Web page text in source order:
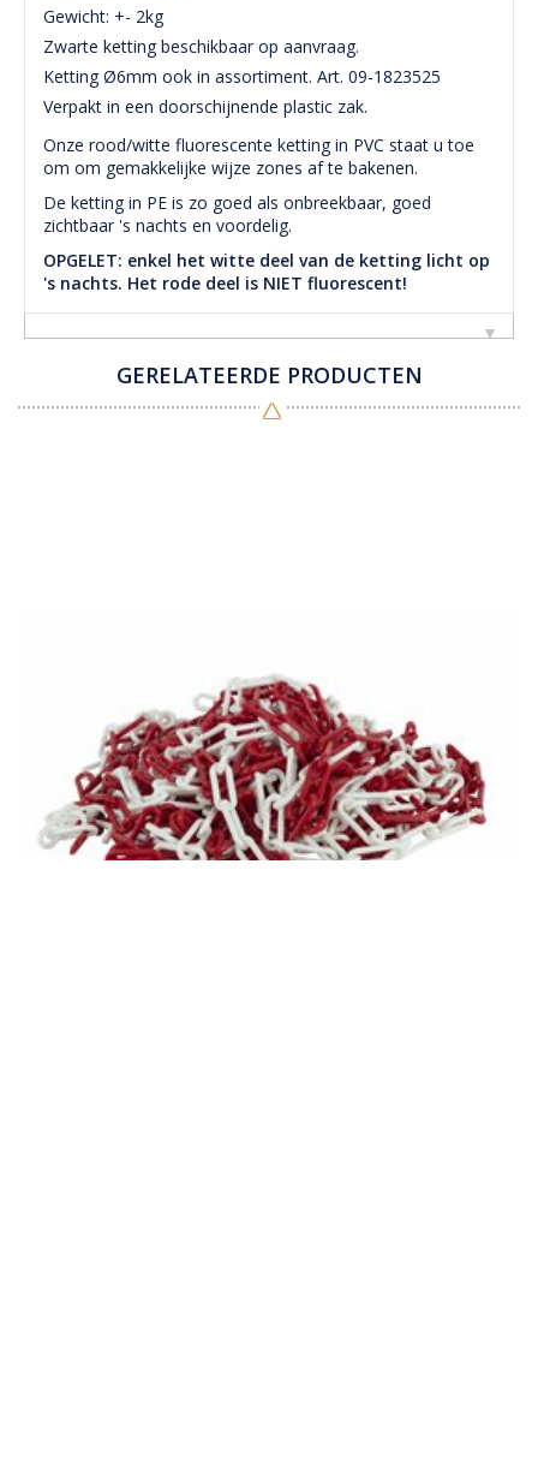
Gewicht: +- 2kg
Zwarte ketting beschikbaar op aanvraag.
Ketting Ø6mm ook in assortiment. Art. 09-1823525
Verpakt in een doorschijnende plastic zak.
Onze rood/witte fluorescente ketting in PVC staat u toe
om om gemakkelijke wijze zones af te bakenen.
De ketting in PE is zo goed als onbreekbaar, goed
zichtbaar 's nachts en voordelig.
OPGELET: enkel het witte deel van de ketting licht op
's nachts. Het rode deel is NIET fluorescent!
GERELATEERDE PRODUCTEN